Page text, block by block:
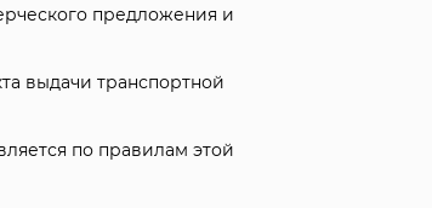
предложения и
выдачи транспортной
по правилам этой